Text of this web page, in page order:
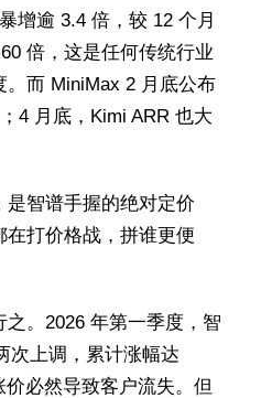
增逾 3.4 倍，较 12 个月
倍，这是任何传统行业
而 MiniMax 2 月底公布
4 月底，Kimi ARR 也大
是智谱手握的绝对定价
打价格战，拼谁更便
。2026 年第一季度，智
次上调，累计涨幅达
必然导致客户流失。但